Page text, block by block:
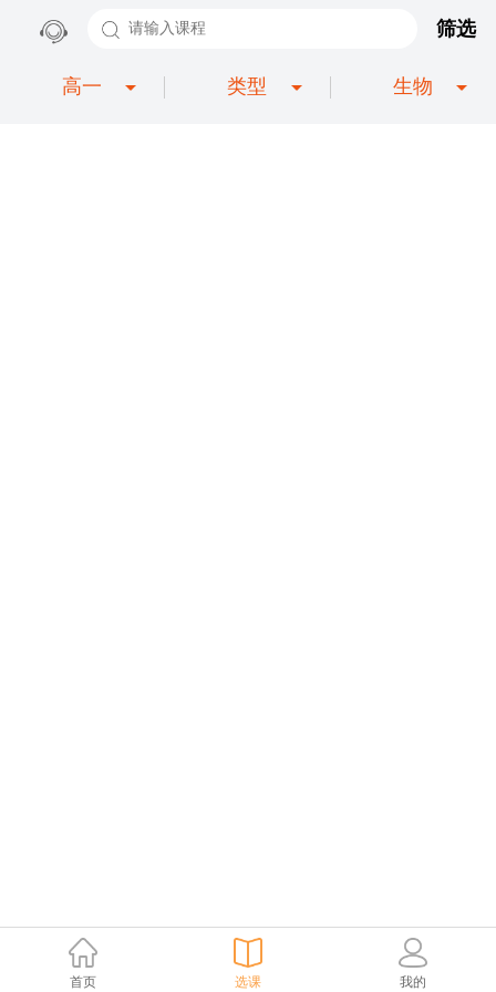
筛选
高一 类型 生物
首页 选课 我的